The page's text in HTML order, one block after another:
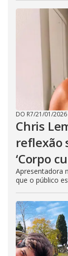
DO R7/21/01/2026
Chris
reflexão
‘Corpo
Apresentadora
que o público